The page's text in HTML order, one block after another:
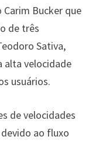
Bucker que
de três
Sativa,
alta velocidade
usuários.
de velocidades
ao fluxo